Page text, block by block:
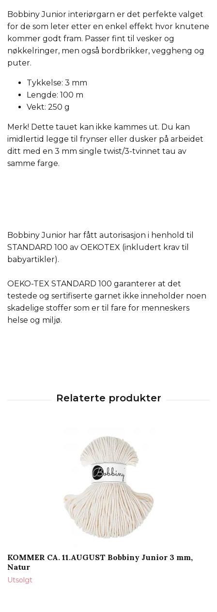
Bobbiny Junior interiørgarn er det perfekte valget
for de som leter etter en enkel effekt hvor knutene
kommer godt fram. Passer fint til vesker og
nøkkelringer, men også bordbrikker, veggheng og
puter.
Tykkelse: 3 mm
Lengde: 100 m
Vekt: 250 g
Merk! Dette tauet kan ikke kammes ut. Du kan
imidlertid legge til frynser eller dusker på arbeidet
ditt med en 3 mm single twist/3-tvinnet tau av
samme farge.
Bobbiny Junior har fått autorisasjon i henhold til
STANDARD 100 av OEKOTEX (inkludert krav til
babyartikler).
OEKO-TEX STANDARD 100 garanterer at det
testede og sertifiserte garnet ikke inneholder noen
skadelige stoffer som er til fare for menneskers
helse og miljø.
KOMMER CA. 11.AUGUST Bobbiny Junior 3 mm,
Natur
Utsolgt